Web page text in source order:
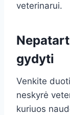
veterinarui.
gydyti
Venkite
neskyrė
kuriuos